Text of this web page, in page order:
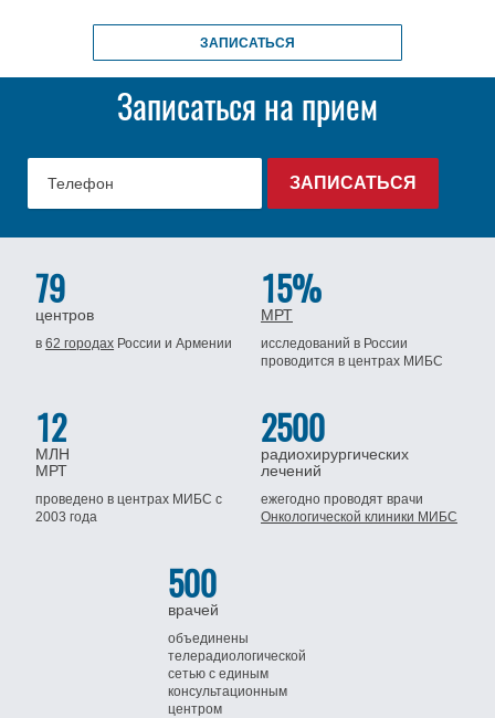
ЗАПИСАТЬСЯ
Записаться на прием
79
центров
в62 городах Россиии Армении
15%
МРТ
исследований в России
проводится в центрах МИБС
12
МЛН
МРТ
проведено в центрах МИБСс
2003 года
2500
радиохирургических
лечений
ежегодно проводят врачи
Онкологической клиники МИБС
500
врачей
объединены
телерадиологической
сетью с единым
консультационным
центром